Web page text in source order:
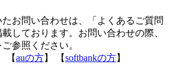
お問い合わせは、「よくあるご質問
載しております。お問い合わせの際、
参照ください。
【auの方】 【softbankの方】